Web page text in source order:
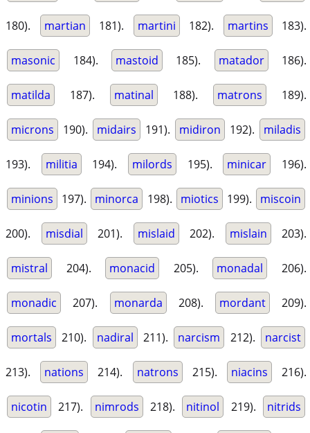
180). martian 181). martini 182). martins 183).
masonic 184). mastoid 185). matador 186).
matilda 187). matinal 188). matrons 189).
microns 190). midairs 191). midiron 192). miladis
193). militia 194). milords 195). minicar 196).
minions 197). minorca 198). miotics 199). miscoin
200). misdial 201). mislaid 202). mislain 203).
mistral 204). monacid 205). monadal 206).
monadic 207). monarda 208). mordant 209).
mortals 210). nadiral 211). narcism 212). narcist
213). nations 214). natrons 215). niacins 216).
nicotin 217). nimrods 218). nitinol 219). nitrids